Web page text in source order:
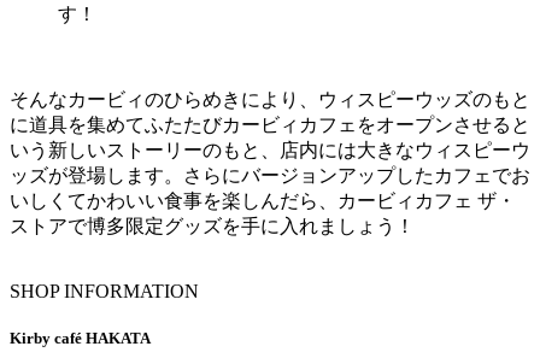
す！
そんなカービィのひらめきにより、ウィスピーウッズのもと
に道具を集めてふたたびカービィカフェをオープンさせると
いう新しいストーリーのもと、店内には大きなウィスピーウ
ッズが登場します。さらにバージョンアップしたカフェでお
いしくてかわいい食事を楽しんだら、カービィカフェ ザ・
ストアで博多限定グッズを手に入れましょう！
SHOP INFORMATION
Kirby café HAKATA